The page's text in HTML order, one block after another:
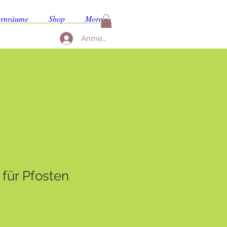
Shop More
Anmelden
Pfosten